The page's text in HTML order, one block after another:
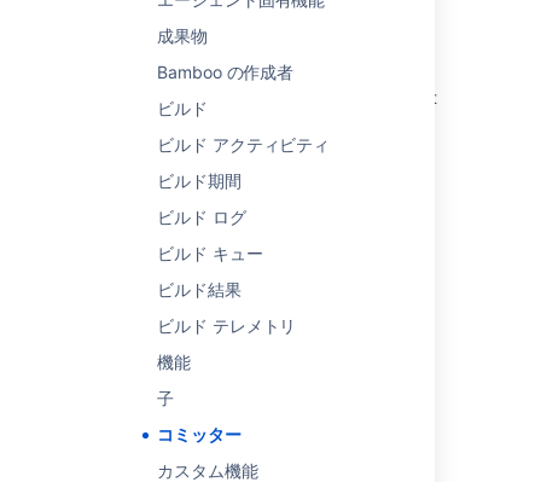
成果物
Bamboo の作成者
ビルド
ビルド アクティビティ
ビルド期間
ビルド ログ
ビルド キュー
ビルド結果
ビルド テレメトリ
機能
子
コミッター
カスタム機能
Git or Hg Repository exceeds number of
Git commits from unknown users in Bitbucket
Approve a commit
Git or Hg Repository exceeds number of
allowed Committers
The grey 'commited' bar is not showing for
Commit statuses
Viewing the commit graph for a repository